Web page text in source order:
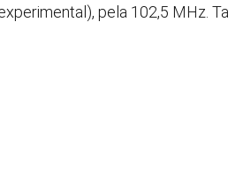
pela 102,5 MHz.